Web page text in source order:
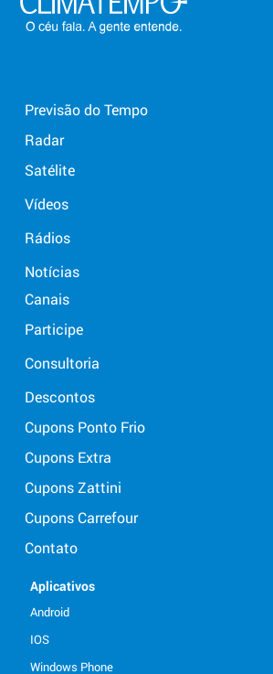
Previsão do Tempo
Radar
Satélite
Vídeos
Rádios
Notícias
Canais
Participe
Consultoria
Descontos
Cupons Ponto Frio
Cupons Extra
Cupons Zattini
Cupons Carrefour
Contato
Aplicativos
Android
IOS
Windows Phone